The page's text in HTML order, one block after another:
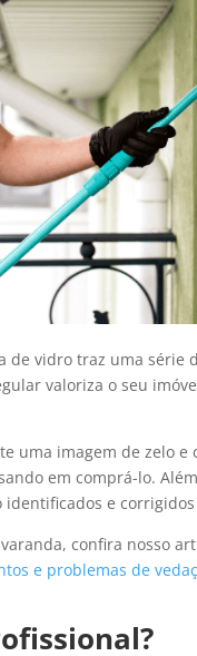
de vidro traz uma série
valoriza o seu
uma imagem de zelo
em comprá-lo.
e
confira nosso
e problemas de